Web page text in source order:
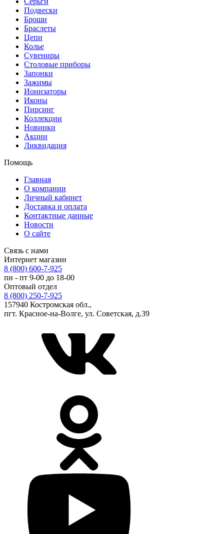
Подвески
Броши
Браслеты
Цепи
Колье
Сувениры
Столовые приборы
Запонки
Зажимы
Ионизаторы
Иконы
Пирсинг
Коллекции
Новинки
Акции
Ликвидация
Помощь
Главная
О компании
Личный кабинет
Доставка и оплата
Контактные данные
Новости
О сайте
Связь с нами
Интернет магазин
8 (800) 600-7-925
пн - пт 9-00 до 18-00
Оптовый отдел
8 (800) 250-7-925
157940 Костромская обл.,
пгт. Красное-на-Волге, ул. Советская, д.39